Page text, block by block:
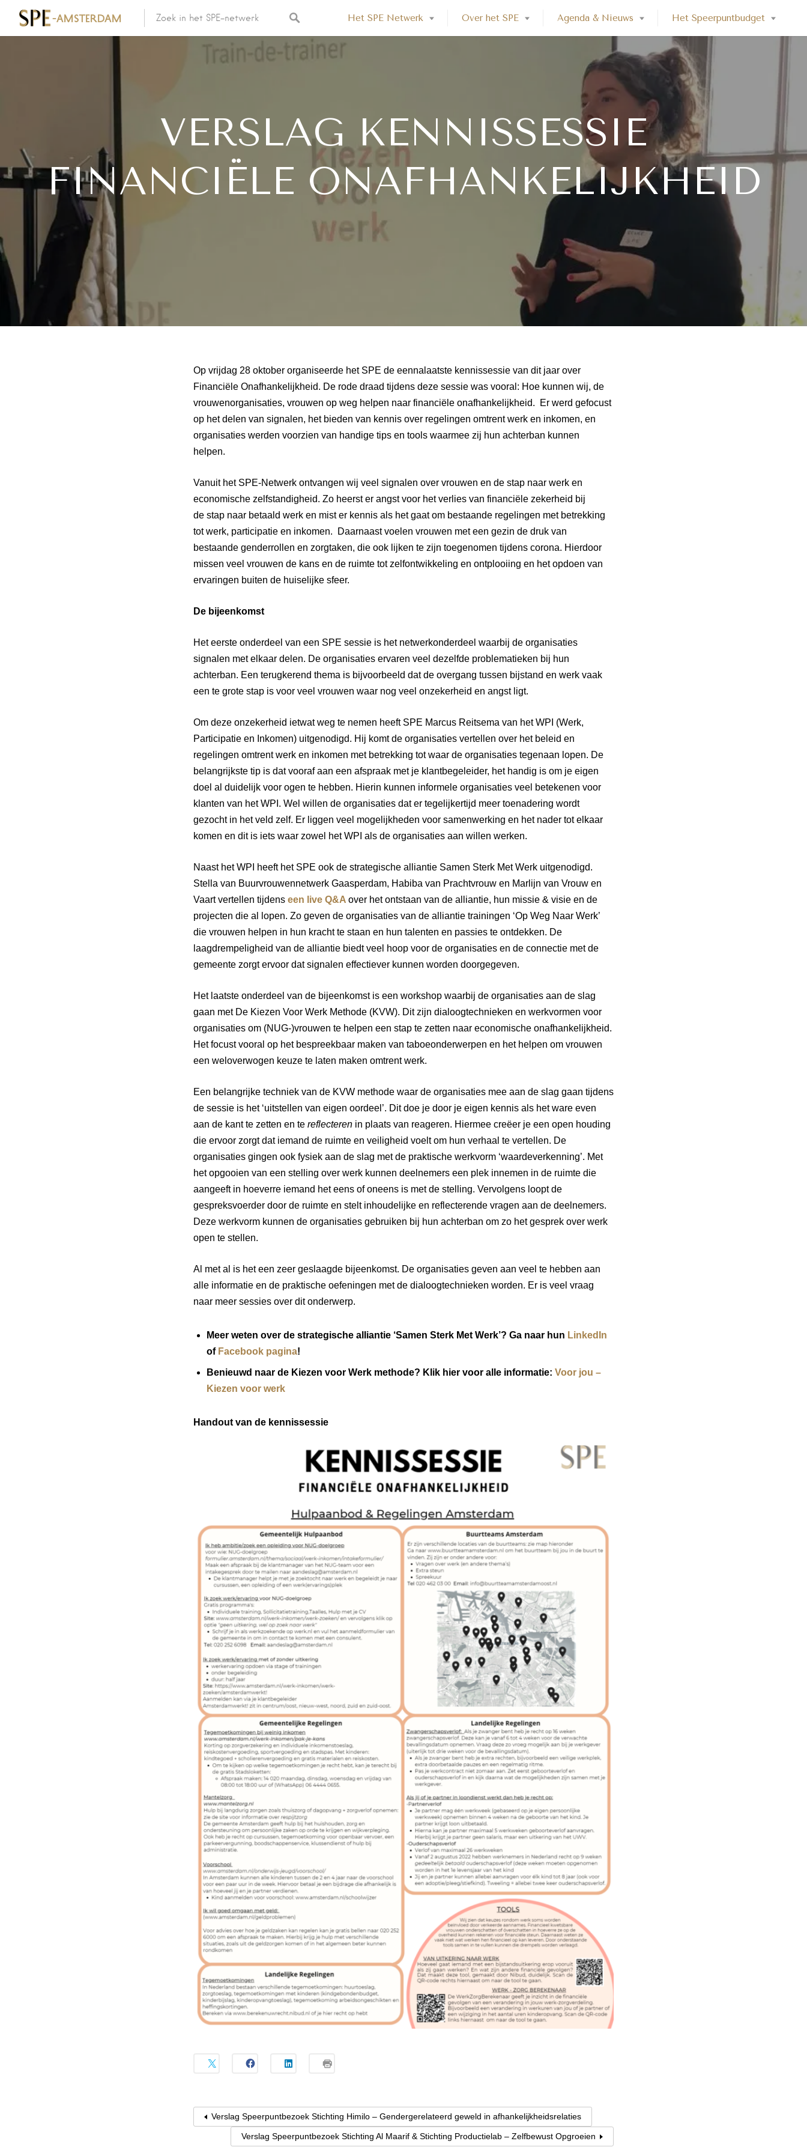
Het SPE Netwerk Over het SPE Agenda & Nieuws Het Speerpuntbudget
VERSLAG KENNISSESSIE
FINANCIËLE ONAFHANKELIJKHEID
Op vrijdag 28 oktober organiseerde het SPE de eennalaatste kennissessie van dit jaar over
Financiële Onafhankelijkheid. De rode draad tijdens deze sessie was vooral: Hoe kunnen wij, de
vrouwenorganisaties, vrouwen op weg helpen naar financiële onafhankelijkheid. Er werd gefocust
op het delen van signalen, het bieden van kennis over regelingen omtrent werk en inkomen, en
organisaties werden voorzien van handige tips en tools waarmee zij hun achterban kunnen
helpen.
Vanuit het SPE-Netwerk ontvangen wij veel signalen over vrouwen en de stap naar werk en
economische zelfstandigheid. Zo heerst er angst voor het verlies van financiële zekerheid bij
de stap naar betaald werk en mist er kennis als het gaat om bestaande regelingen met betrekking
tot werk, participatie en inkomen. Daarnaast voelen vrouwen met een gezin de druk van
bestaande genderrollen en zorgtaken, die ook lijken te zijn toegenomen tijdens corona. Hierdoor
missen veel vrouwen de kans en de ruimte tot zelfontwikkeling en ontplooiing en het opdoen van
ervaringen buiten de huiselijke sfeer.
De bijeenkomst
Het eerste onderdeel van een SPE sessie is het netwerkonderdeel waarbij de organisaties
signalen met elkaar delen. De organisaties ervaren veel dezelfde problematieken bij hun
achterban. Een terugkerend thema is bijvoorbeeld dat de overgang tussen bijstand en werk vaak
een te grote stap is voor veel vrouwen waar nog veel onzekerheid en angst ligt.
Om deze onzekerheid ietwat weg te nemen heeft SPE Marcus Reitsema van het WPI (Werk,
Participatie en Inkomen) uitgenodigd. Hij komt de organisaties vertellen over het beleid en
regelingen omtrent werk en inkomen met betrekking tot waar de organisaties tegenaan lopen. De
belangrijkste tip is dat vooraf aan een afspraak met je klantbegeleider, het handig is om je eigen
doel al duidelijk voor ogen te hebben. Hierin kunnen informele organisaties veel betekenen voor
klanten van het WPI. Wel willen de organisaties dat er tegelijkertijd meer toenadering wordt
gezocht in het veld zelf. Er liggen veel mogelijkheden voor samenwerking en het nader tot elkaar
komen en dit is iets waar zowel het WPI als de organisaties aan willen werken.
Naast het WPI heeft het SPE ook de strategische alliantie Samen Sterk Met Werk uitgenodigd.
Stella van Buurvrouwennetwerk Gaasperdam, Habiba van Prachtvrouw en Marlijn van Vrouw en
Vaart vertellen tijdens een live Q&A over het ontstaan van de alliantie, hun missie & visie en de
projecten die al lopen. Zo geven de organisaties van de alliantie trainingen ‘Op Weg Naar Werk’
die vrouwen helpen in hun kracht te staan en hun talenten en passies te ontdekken. De
laagdrempeligheid van de alliantie biedt veel hoop voor de organisaties en de connectie met de
gemeente zorgt ervoor dat signalen effectiever kunnen worden doorgegeven.
Het laatste onderdeel van de bijeenkomst is een workshop waarbij de organisaties aan de slag
gaan met De Kiezen Voor Werk Methode (KVW). Dit zijn dialoogtechnieken en werkvormen voor
organisaties om (NUG-)vrouwen te helpen een stap te zetten naar economische onafhankelijkheid.
Het focust vooral op het bespreekbaar maken van taboeonderwerpen en het helpen om vrouwen
een weloverwogen keuze te laten maken omtrent werk.
Een belangrijke techniek van de KVW methode waar de organisaties mee aan de slag gaan tijdens
de sessie is het ‘uitstellen van eigen oordeel’. Dit doe je door je eigen kennis als het ware even
aan de kant te zetten en te reflecteren in plaats van reageren. Hiermee creëer je een open houding
die ervoor zorgt dat iemand de ruimte en veiligheid voelt om hun verhaal te vertellen. De
organisaties gingen ook fysiek aan de slag met de praktische werkvorm ‘waardeverkenning’. Met
het opgooien van een stelling over werk kunnen deelnemers een plek innemen in de ruimte die
aangeeft in hoeverre iemand het eens of oneens is met de stelling. Vervolgens loopt de
gespreksvoerder door de ruimte en stelt inhoudelijke en reflecterende vragen aan de deelnemers.
Deze werkvorm kunnen de organisaties gebruiken bij hun achterban om zo het gesprek over werk
open te stellen.
Al met al is het een zeer geslaagde bijeenkomst. De organisaties geven aan veel te hebben aan
alle informatie en de praktische oefeningen met de dialoogtechnieken worden. Er is veel vraag
naar meer sessies over dit onderwerp.
Meer weten over de strategische alliantie ‘Samen Sterk Met Werk’? Ga naar hun LinkedIn
of Facebook pagina!
Benieuwd naar de Kiezen voor Werk methode? Klik hier voor alle informatie: Voor jou –
Kiezen voor werk
Handout van de kennissessie
Verslag Speerpuntbezoek Stichting Himilo – Gendergerelateerd geweld in afhankelijkheidsrelaties
Verslag Speerpuntbezoek Stichting Al Maarif & Stichting Productielab – Zelfbewust Opgroeien